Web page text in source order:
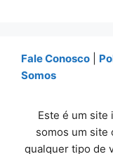
Fale Conosco
Somos
Este é um site
somos um site
qualquer tipo de